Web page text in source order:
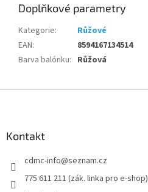
Doplňkové parametry
Kategorie:
Růžové
EAN:
8594167134514
Barva balónku: Růžová
Kontakt
cdmc-info@seznam.cz
775 611 211 (zák. linka pro e-shop)